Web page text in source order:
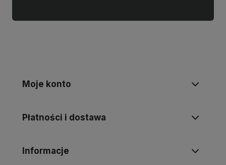
Moje konto
Płatności i dostawa
Informacje